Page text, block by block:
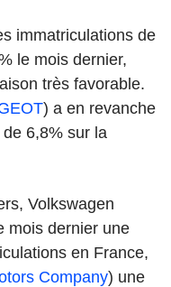
immatriculations de
le mois dernier,
très favorable.
) a en revanche
6,8% sur la
Volkswagen
mois dernier une
en France,
Company) une